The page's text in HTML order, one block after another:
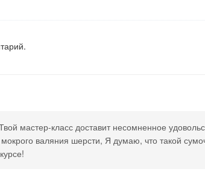
мастер-класс доставит несомненное
валяния шерсти, Я думаю, что такой